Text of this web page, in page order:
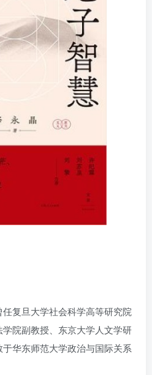
复旦大学社会科学高等研究院
院副教授、东京大学人文学研
华东师范大学政治与国际关系